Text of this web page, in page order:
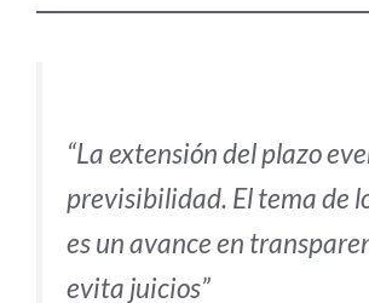
“La extensión del plazo
previsibilidad. El tema de
es un avance en
evita juicios”